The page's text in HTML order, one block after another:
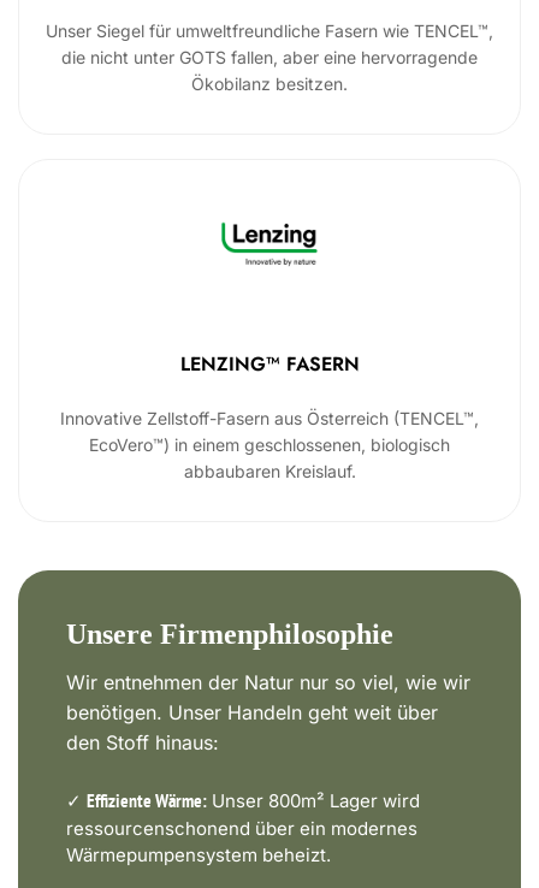
Unser Siegel für umweltfreundliche Fasern wie TENCEL™,
die nicht unter GOTS fallen, aber eine hervorragende
Ökobilanz besitzen.
LENZING™ FASERN
Innovative Zellstoff-Fasern aus Österreich (TENCEL™,
EcoVero™) in einem geschlossenen, biologisch
abbaubaren Kreislauf.
Unsere Firmenphilosophie
Wir entnehmen der Natur nur so viel, wie wir
benötigen. Unser Handeln geht weit über
den Stoff hinaus:
✓ Effiziente Wärme: Unser 800m² Lager wird
ressourcenschonend über ein modernes
Wärmepumpensystem beheizt.